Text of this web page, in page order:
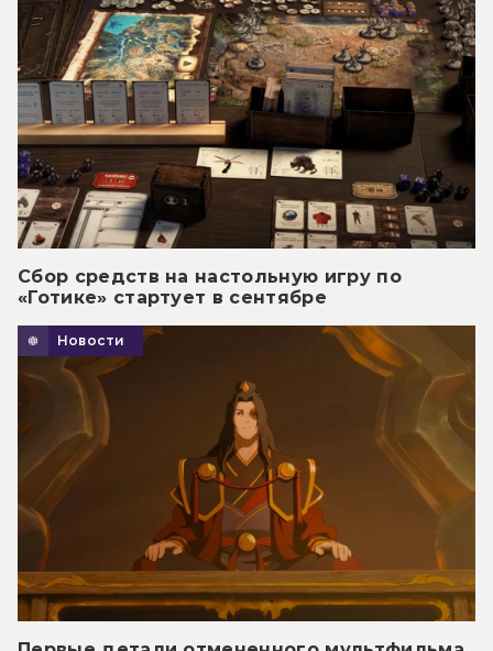
Сбор средств на настольную игру по
«Готике» стартует в сентябре
Новости